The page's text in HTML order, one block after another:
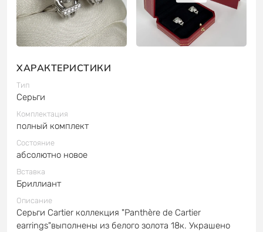
ХАРАКТЕРИСТИКИ
Тип
Серьги
Комплектация
полный комплект
Состояние
абсолютно новое
Вставка
Бриллиант
Описание
Серьги Cartier коллекция "Panthère de Cartier
earrings"выполнены из белого золота 18к. Украшено